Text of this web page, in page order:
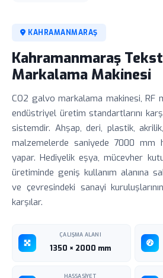
KAHRAMANMARAŞ
Kahramanmaraş
Markalama Makinesi
CO2 galvo markalama makinesi, RF
endüstriyel üretim standartlarını
sistemdir. Ahşap, deri, plastik,
malzemelerde saniyede 7000 mm
yapar. Hediyelik eşya, mücevher
üretiminde geniş kullanım alanına
ve çevresindeki sanayi
karşılar.
ÇALIŞMA ALANI
1350 × 2000 mm
HASSASIYET